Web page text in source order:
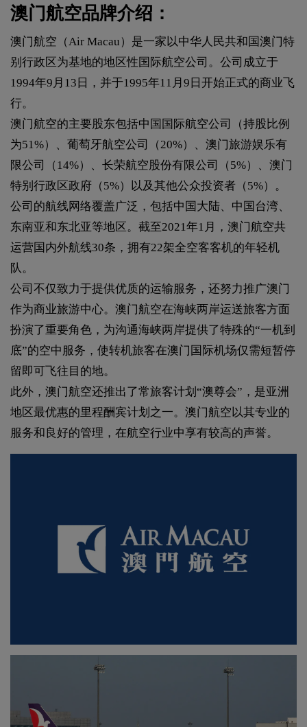
澳门航空品牌介绍：
澳门航空（Air Macau）是一家以中华人民共和国澳门特
别行政区为基地的地区性国际航空公司。公司成立于
1994年9月13日，并于1995年11月9日开始正式的商业飞
行。
澳门航空的主要股东包括中国国际航空公司（持股比例
为51%）、葡萄牙航空公司（20%）、澳门旅游娱乐有
限公司（14%）、长荣航空股份有限公司（5%）、澳门
特别行政区政府（5%）以及其他公众投资者（5%）。
公司的航线网络覆盖广泛，包括中国大陆、中国台湾、
东南亚和东北亚等地区。截至2021年1月，澳门航空共
运营国内外航线30条，拥有22架全空客客机的年轻机
队。
公司不仅致力于提供优质的运输服务，还努力推广澳门
作为商业旅游中心。澳门航空在海峡两岸运送旅客方面
扮演了重要角色，为沟通海峡两岸提供了特殊的“一机到
底”的空中服务，使转机旅客在澳门国际机场仅需短暂停
留即可飞往目的地。
此外，澳门航空还推出了常旅客计划“澳尊会”，是亚洲
地区最优惠的里程酬宾计划之一。澳门航空以其专业的
服务和良好的管理，在航空行业中享有较高的声誉。